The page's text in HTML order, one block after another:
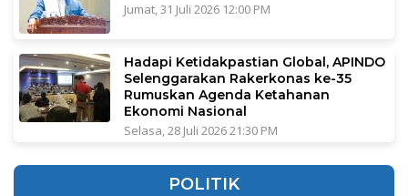
Jumat, 31 Juli 2026 12:00 PM
Hadapi Ketidakpastian Global, APINDO
Selenggarakan Rakerkonas ke-35
Rumuskan Agenda Ketahanan
Ekonomi Nasional
Selasa, 28 Juli 2026 21:30 PM
POLITIK